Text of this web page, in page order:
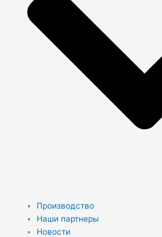
Производство
Наши партнеры
Новости